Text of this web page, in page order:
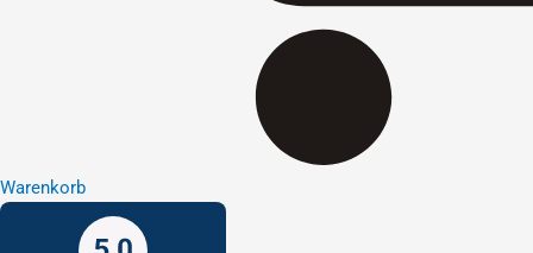
Warenkorb